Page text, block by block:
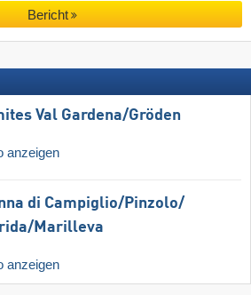
Bericht
Val Gardena/​Gröden
anzeigen
di Campiglio/​Pinzolo/​
​Marilleva
anzeigen